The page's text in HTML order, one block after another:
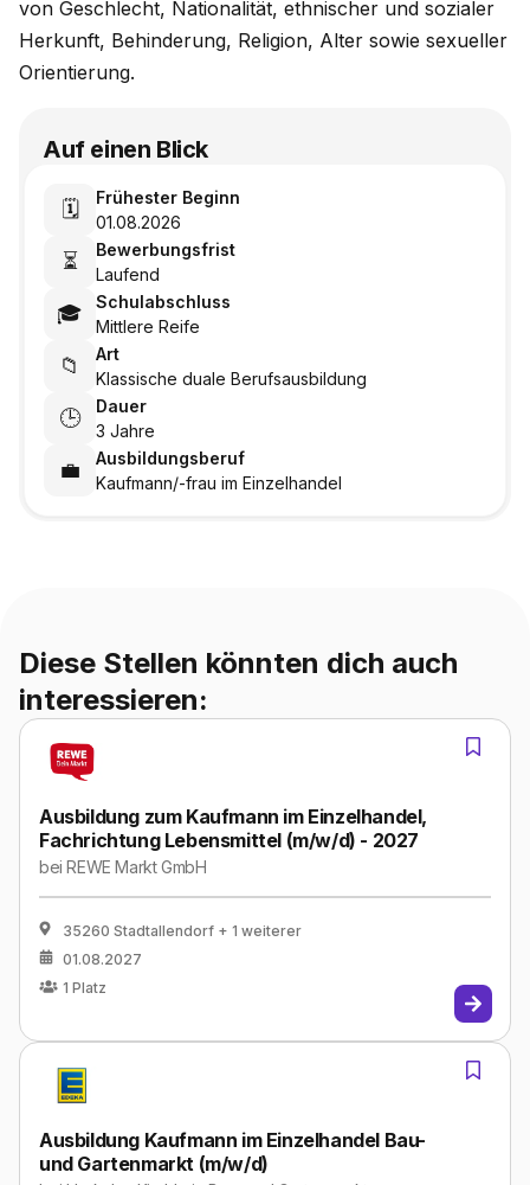
von Geschlecht, Nationalität, ethnischer und sozialer
Herkunft, Behinderung, Religion, Alter sowie sexueller
Orientierung.
Auf einen Blick
🗓️
Frühester Beginn
01.08.2026
⏳
Bewerbungsfrist
Laufend
🎓
Schulabschluss
Mittlere Reife
📁
Art
Klassische duale Berufsausbildung
🕒
Dauer
3 Jahre
💼
Ausbildungsberuf
Kaufmann/-frau im Einzelhandel
Diese Stellen könnten dich auch
interessieren:
Ausbildung zum Kaufmann im Einzelhandel,
Fachrichtung Lebensmittel (m/w/d) - 2027
beiREWE Markt GmbH
35260 Stadtallendorf + 1 weiterer
01.08.2027
1 Platz
Ausbildung Kaufmann im Einzelhandel Bau-
und Gartenmarkt (m/w/d)